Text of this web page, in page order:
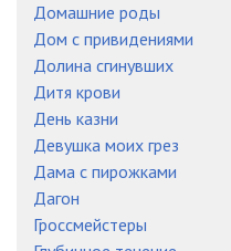
Домашние роды
Дом с привидениями
Долина сгинувших
Дитя крови
День казни
Девушка моих грез
Дама с пирожками
Дагон
Гроссмейстеры